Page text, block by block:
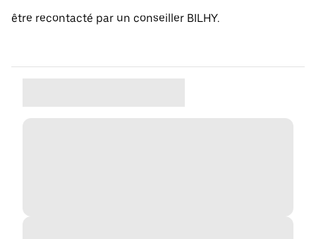
être recontacté par un conseiller BILHY.